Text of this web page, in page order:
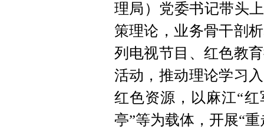
理局）党委书记带头
策理论，业务骨干剖
列电视节目、红色教
活动，推动理论学习
红色资源，以麻江“
亭”等为载体，开展“